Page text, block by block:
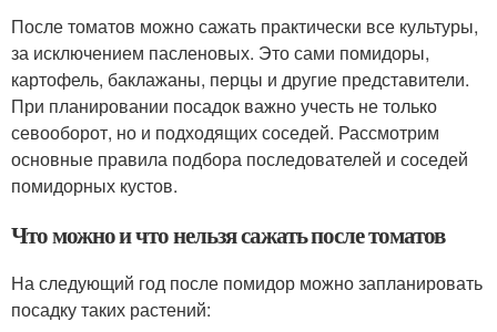
После томатов можно сажать практически все культуры,
за исключением пасленовых. Это сами помидоры,
картофель, баклажаны, перцы и другие представители.
При планировании посадок важно учесть не только
севооборот, но и подходящих соседей. Рассмотрим
основные правила подбора последователей и соседей
помидорных кустов.
Что можно и что нельзя сажать после томатов
На следующий год после помидор можно запланировать
посадку таких растений: